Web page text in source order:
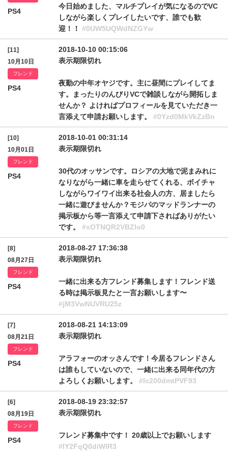
PS4
今日始めました、マルチプレイが気になるのでVC
しながら楽しくプレイしたいです、誰でも歓
迎！！ #0UW5UQWdNZGYw
[11]
10月10日
フレンド
PS4
2018-10-10 00:15:06
表示期限切れ
夜勤の中年オヤジです。主に昼間にプレイしてま
す。まったりのんびりVCで雑談しながら開拓しま
せんか？ よければプロフィールを見ていただき一
言添えて申請お願いします。 #0Yzd0MkVkZzBn
[10]
10月01日
フレンド
PS4
2018-10-01 00:31:14
表示期限切れ
30代のオッサンです。ロシアの大地で泥まみれに
なりながら一緒に車を走らせてくれる、ボイチャ
しながらワイワイ出来る社会人の方、居ましたら
一緒に遊びませんか？モジパのマッドランナーの
掲示板から等一言添えて申請下さればありがたい
です。 #xOTNQR2VBZlo0
[8]
08月27日
フレンド
PS4
2018-08-27 17:36:38
表示期限切れ
一緒に出来る方フレンド募集します！フレンド送
る時は掲示板見たと一言お願いします〜
#jM3VwNUVRU25z
[7]
08月21日
フレンド
PS4
2018-08-21 14:13:09
表示期限切れ
アラフォーのオッさんです！今居るフレンドさん
は誰もしていないので、一緒に出来る同年代の方
よろしくお願いします。 #lc200dmtPVF93
[6]
08月19日
フレンド
PS4
2018-08-19 23:32:57
表示期限切れ
フレンド募集中です！ 20歳以上でお願いします
#IY2FqQ0diWlR3